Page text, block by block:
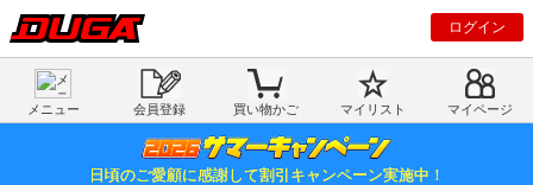
ログイン
メニュー 会員登録 買い物かご マイリスト マイページ
日頃のご愛顧に感謝して割引キャンペーン実施中！